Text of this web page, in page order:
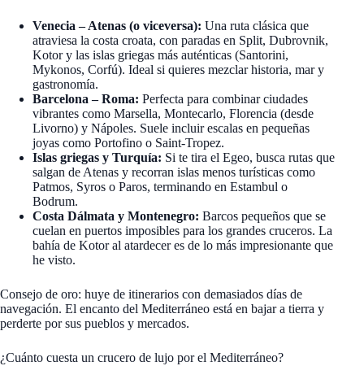
Venecia – Atenas (o viceversa): Una ruta clásica que
atraviesa la costa croata, con paradas en Split, Dubrovnik,
Kotor y las islas griegas más auténticas (Santorini,
Mykonos, Corfú). Ideal si quieres mezclar historia, mar y
gastronomía.
Barcelona – Roma: Perfecta para combinar ciudades
vibrantes como Marsella, Montecarlo, Florencia (desde
Livorno) y Nápoles. Suele incluir escalas en pequeñas
joyas como Portofino o Saint-Tropez.
Islas griegas y Turquía: Si te tira el Egeo, busca rutas que
salgan de Atenas y recorran islas menos turísticas como
Patmos, Syros o Paros, terminando en Estambul o
Bodrum.
Costa Dálmata y Montenegro: Barcos pequeños que se
cuelan en puertos imposibles para los grandes cruceros. La
bahía de Kotor al atardecer es de lo más impresionante que
he visto.
Consejo de oro: huye de itinerarios con demasiados días de
navegación. El encanto del Mediterráneo está en bajar a tierra y
perderte por sus pueblos y mercados.
¿Cuánto cuesta un crucero de lujo por el Mediterráneo?